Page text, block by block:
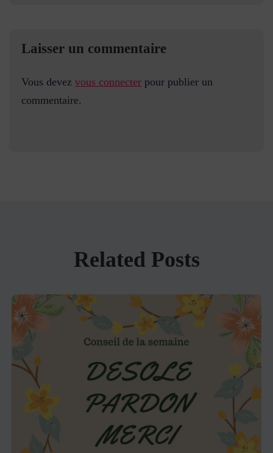
Laisser un commentaire
Vous devez vous connecter pour publier un
commentaire.
Related Posts